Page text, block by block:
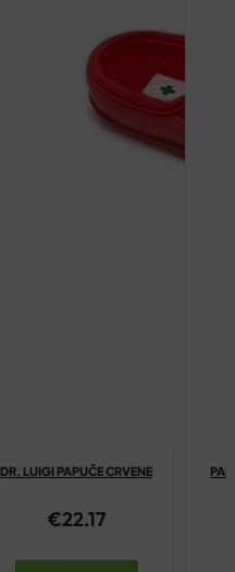
DR. LUIGI PAPUČE CRVENE
€22.17